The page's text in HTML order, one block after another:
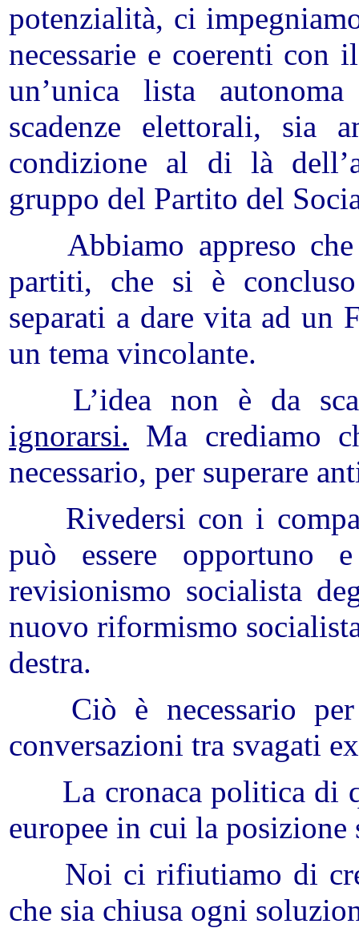
potenzialità, ci
necessarie e coerenti con
un’unica lista
scadenze elettorali, sia
condizione al di là
gruppo del Partito del
Abbiamo appreso
partiti, che si è concluso
separati a dare vita ad un
un tema vincolante.
L’idea non è da
ignorarsi. Ma crediamo
necessario, per superare
Rivedersi con i
può essere opportuno
revisionismo socialista
nuovo riformismo
destra.
Ciò è necessario
conversazioni tra svagati
La cronaca politica di
europee in cui la
Noi ci rifiutiamo di
che sia chiusa ogni